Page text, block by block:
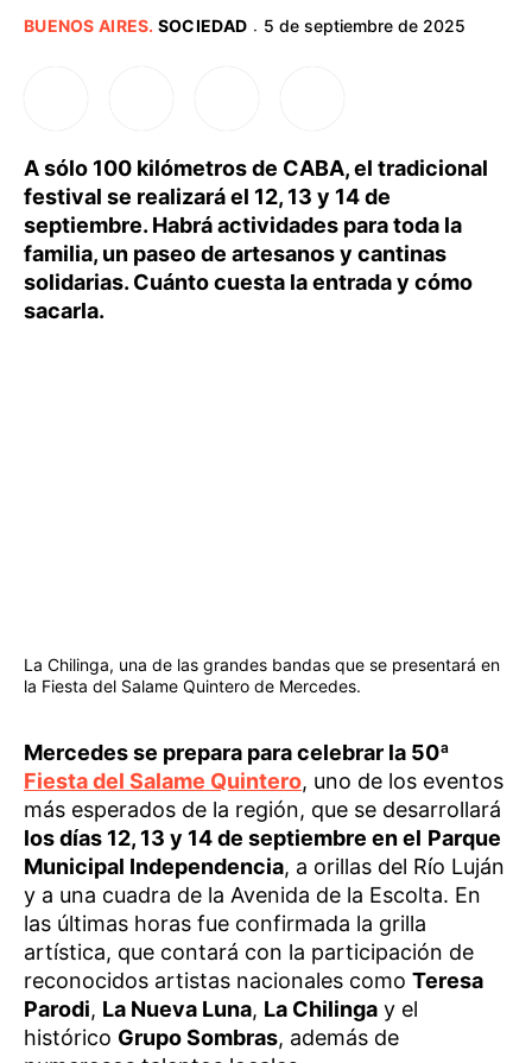
BUENOS AIRES. SOCIEDAD · 5 de septiembre de 2025
A sólo 100 kilómetros de CABA, el tradicional
festival se realizará el 12, 13 y 14 de
septiembre. Habrá actividades para toda la
familia, un paseo de artesanos y cantinas
solidarias. Cuánto cuesta la entrada y cómo
sacarla.
La Chilinga, una de las grandes bandas que se presentará en
la Fiesta del Salame Quintero de Mercedes.
Mercedes se prepara para celebrar la 50ª
Fiesta del Salame Quintero, uno de los eventos
más esperados de la región, que se desarrollará
los días 12, 13 y 14 de septiembre en el Parque
Municipal Independencia, a orillas del Río Luján
y a una cuadra de la Avenida de la Escolta. En
las últimas horas fue confirmada la grilla
artística, que contará con la participación de
reconocidos artistas nacionales como Teresa
Parodi, La Nueva Luna, La Chilinga y el
histórico Grupo Sombras, además de